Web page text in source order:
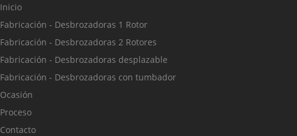
Inicio
Fabricación - Desbrozadoras 1 Rotor
Fabricación - Desbrozadoras 2 Rotores
Fabricación - Desbrozadoras desplazable
Fabricación - Desbrozadoras con tumbador
Ocasión
Proceso
Contacto